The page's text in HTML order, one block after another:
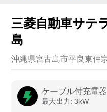
地名・観光スポット・住所
急速充電器のみ表示
高速道路上のみ表示
三菱自動車サテ
島
沖縄県宮古島市平良東仲
ケーブル付充電器
最大出力: 3kW